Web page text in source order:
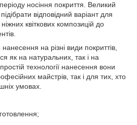
носіння покриття. Великий
відповідний варіант для
квіткових композицій до
на різні види покриттів,
як на натуральних, так і на
технології нанесення вони
майстрів, так і для тих, хто
умовах.